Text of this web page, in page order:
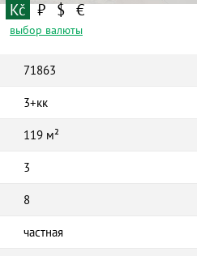
Kč ₽ $ €
выбор валюты
71863
3+кк
119 м²
3
8
частная